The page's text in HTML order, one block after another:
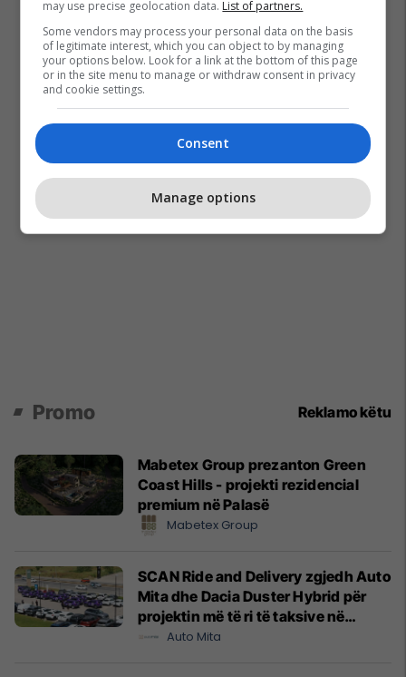
Promo Reklamo këtu
Mabetex Group prezanton Green
Coast Hills - projekti rezidencial
premium në Palasë
Mabetex Group
SCAN Ride and Delivery zgjedh Auto
Mita dhe Dacia Duster Hybrid për
projektin më të ri të taksive në
Prishtinë
Auto Mita
may use precise geolocation data. List of partners.
Some vendors may process your personal data on the basis
of legitimate interest, which you can object to by managing
your options below. Look for a link at the bottom of this page
or in the site menu to manage or withdraw consent in privacy
and cookie settings.
Consent
Manage options